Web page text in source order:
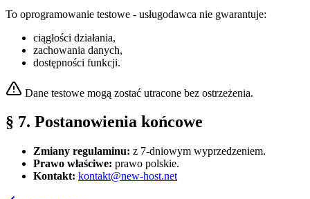
To oprogramowanie testowe - usługodawca nie gwarantuje:
ciągłości działania,
zachowania danych,
dostępności funkcji.
Dane testowe mogą zostać utracone bez ostrzeżenia.
§ 7. Postanowienia końcowe
Zmiany regulaminu: z 7-dniowym wyprzedzeniem.
Prawo właściwe: prawo polskie.
Kontakt: kontakt@new-host.net